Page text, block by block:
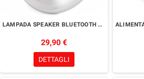
LAMPADA SPEAKER BLUETOOTH DA OMBRELLONE
29,90 €
DETTAGLI